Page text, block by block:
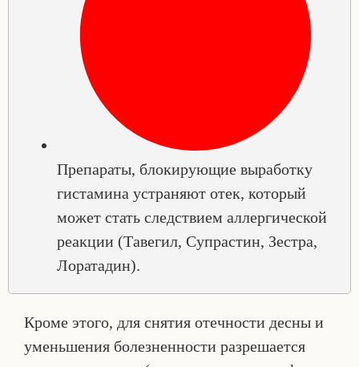
Препараты, блокирующие выработку
гистамина устраняют отек, который
может стать следствием аллергической
реакции (Тавегил, Супрастин, Зестра,
Лоратадин).
Кроме этого, для снятия отечности десны и
уменьшения болезненности разрешается